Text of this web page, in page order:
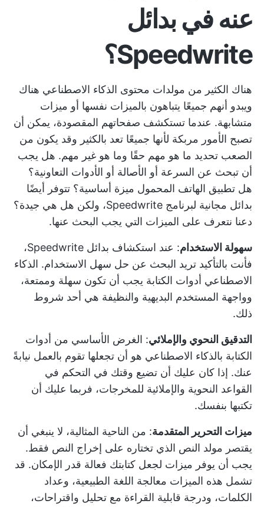
عنه في بدائل
Speedwrite؟
هناك الكثير من مولدات محتوى الذكاء الاصطناعي هناك
ويبدو أنهم جميعًا يتباهون بالميزات نفسها أو ميزات
متشابهة. عندما تستكشف صفحاتهم المقصودة، يمكن أن
تصبح الأمور مربكة لأنها جميعًا تعد بالكثير وقد يكون من
الصعب تحديد ما هو مهم حقًا وما هو غير مهم. هل يجب
أن تبحث عن السرعة أو الأصالة أو الأدوات التعاونية؟
هل تطبيق الهاتف المحمول ميزة أساسية؟ تتوفر أيضًا
بدائل مجانية لبرنامج Speedwrite، ولكن هل هي جيدة؟
دعنا نتعرف على الميزات التي يجب البحث عنها.
سهولة الاستخدام
: عند استكشاف بدائل Speedwrite،
فأنت بالتأكيد تريد البحث عن حل سهل الاستخدام. الذكاء
الاصطناعي أدوات الكتابة يجب أن تكون سهلة وممتعة،
وواجهة المستخدم البديهية والنظيفة هي أحد شروط
ذلك.
التدقيق النحوي والإملائي: الغرض الأساسي من أدوات
الكتابة بالذكاء الاصطناعي هو أن تجعلها تقوم بالعمل نيابةً
عنك. إذا كان عليك أن تضيع وقتك في التحكم في
القواعد النحوية والإملائية للمخرجات، فربما عليك أن
تكتبها بنفسك.
ميزات التحرير المتقدمة: من الناحية المثالية، لا ينبغي أن
يقتصر مولد النص الذي تختاره على إخراج النص فقط.
يجب أن يوفر ميزات لجعل كتابتك فعالة قدر الإمكان. قد
تشمل هذه الميزات معالجة اللغة الطبيعية، وعداد
الكلمات، ودرجة قابلية القراءة مع تحليل واقتراحات،